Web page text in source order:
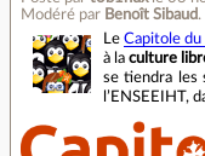
Modéré par Benoît Sibaud.
Le Capitole du
à laculture
se tiendra les
l’ENSEEIHT,